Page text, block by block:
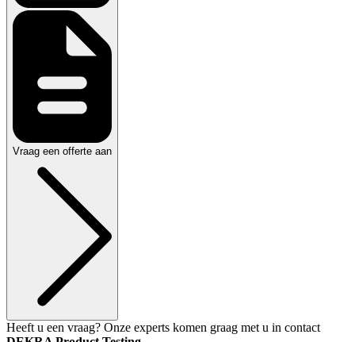
Vraag een offerte aan
Heeft u een vraag? Onze experts komen graag met u in contact